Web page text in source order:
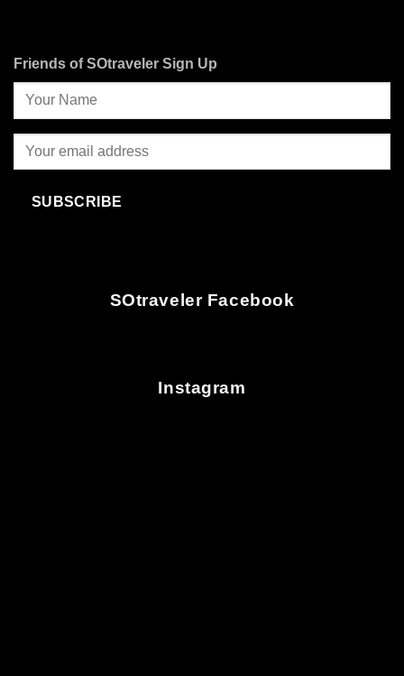
Friends of SOtraveler Sign Up
SUBSCRIBE
SOtraveler Facebook
Instagram